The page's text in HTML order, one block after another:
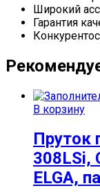
Широкий
Гарантия
В корзину
Пруток
308LSi,
ELGA,